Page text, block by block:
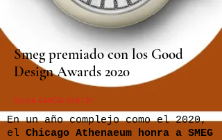
Smeg premiado con los Good
Design Awards 2020
SILVIA GARCÍA 05.01.21
En un año complejo como el 2020,
el Chicago Athenaeum honra a SMEG